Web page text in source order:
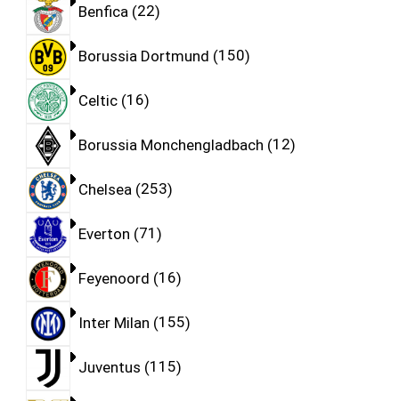
Benfica 22
Borussia Dortmund 150
Celtic 16
Borussia Monchengladbach 12
Chelsea 253
Everton 71
Feyenoord 16
Inter Milan 155
Juventus 115